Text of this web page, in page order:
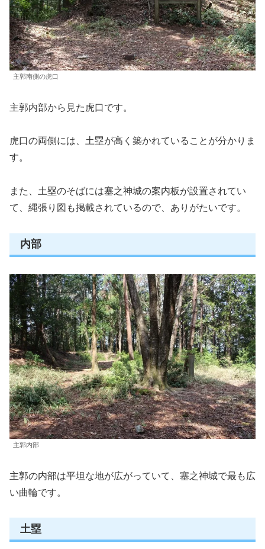
主郭南側の虎口
主郭内部から見た虎口です。
虎口の両側には、土塁が高く築かれていることが分かりま
す。
また、土塁のそばには塞之神城の案内板が設置されてい
て、縄張り図も掲載されているので、ありがたいです。
内部
主郭内部
主郭の内部は平坦な地が広がっていて、塞之神城で最も広
い曲輪です。
土塁